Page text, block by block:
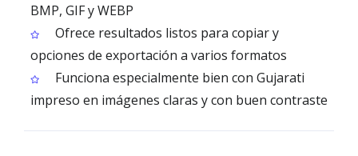
BMP, GIF y WEBP
Ofrece resultados listos para copiar y
opciones de exportación a varios formatos
Funciona especialmente bien con Gujarati
impreso en imágenes claras y con buen contraste